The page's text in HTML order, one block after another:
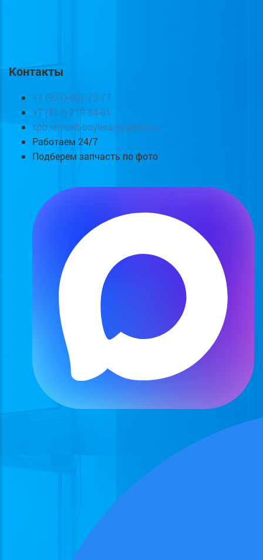
Контакты
+7 (921) 807-73-77
+7 (812) 219-84-81
spb.remont-boylera@yandex.ru
Работаем 24/7
Подберем запчасть по фото